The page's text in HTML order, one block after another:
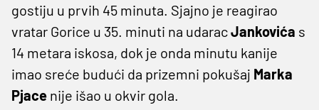
gostiju u prvih 45 minuta. Sjajno je reagirao
vratar Gorice u 35. minuti na udaracJankovića s
14 metara iskosa, dok je onda minutu kanije
imao sreće budući da prizemni pokušaj Marka
Pjace nije išao u okvir gola.